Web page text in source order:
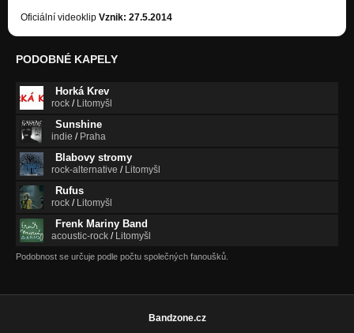
04 A TY SE PTAS...
MYDLÁRNA
06 LETISTE
MYDLÁRNA
07 DLOUHA PLAZ
Nezařazeno
KDYZ TE VYHODEJ Z PRACE..
Nezařazeno
Nezařazeno
Oficiální videoklip Vznik: 27.5.2014
PODOBNÉ KAPELY
Horká Krev
rock / Litomyšl
Sunshine
indie / Praha
Blabovy stromy
rock-alternative / Litomyšl
Rufus
rock / Litomyšl
Frenk Mariny Band
acoustic-rock / Litomyšl
Podobnost se určuje podle počtu společných fanoušků.
Bandzone.cz